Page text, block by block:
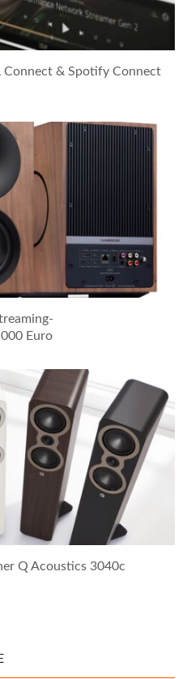
Connect & Spotify Connect
Euro
Q Acoustics 3040c